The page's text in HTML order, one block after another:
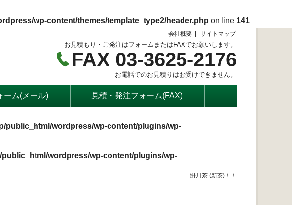
wp-content/themes/template_type2/header.php on line 141
会社概要 サイトマップ
お見積もり・ご発注はフォームまたはFAXでお願いします。
FAX 03-3625-2176
お電話でのお見積りはお受けできません。
ーム(メール) 見積・発注フォーム(FAX)
public_html/wordpress/wp-content/plugins/wp-
wordpress/wp-content/plugins/wp-
掛川茶 (新茶)！！